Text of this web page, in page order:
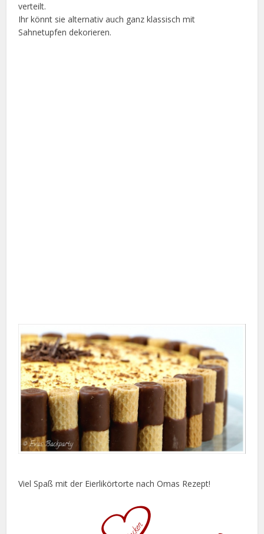
verteilt.
Ihr könnt sie alternativ auch ganz klassisch mit
Sahnetupfen dekorieren.
Viel Spaß mit der Eierlikörtorte nach Omas Rezept!